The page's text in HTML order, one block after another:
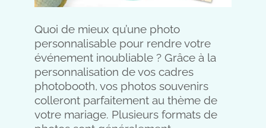
Quoi de mieux qu’une photo
personnalisable pour rendre votre
événement inoubliable ? Grâce à la
personnalisation de vos cadres
photobooth, vos photos souvenirs
colleront parfaitement au thème de
votre mariage. Plusieurs formats de